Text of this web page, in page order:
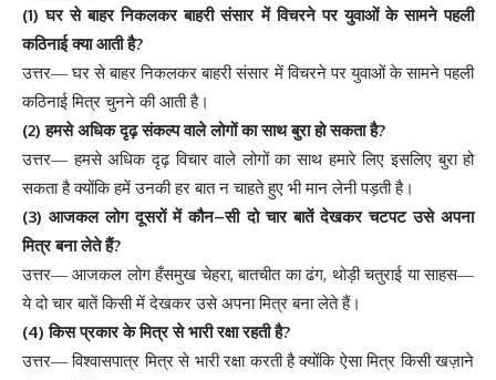
(1)घर से बाहर निकलकर बाहरी संसार में विचरने पर युवाओं के सामने पहली
कठिनाई क्या आती है?
उत्तर— घर से बाहर निकलकर बाहरी संसार में विचरने पर युवाओं के सामने पहली
कठिनाई मित्र चुनने की आती है।
(2)हमसे अधिक दृढ़ संकल्प वाले लोगों का साथ बुरा हो सकता है?
उत्तर— हमसे अधिक दृढ़ विचार वाले लोगों का साथ हमारे लिए इसलिए बुरा हो
सकता है क्योंकि हमें उनकी हर बात न चाहते हुए भी मान लेनी पड़ती है।
(3)आजकल लोग दूसरों में कौन–सी दो चार बातें देखकर चटपट उसे अपना
मित्र बना लेते हैं?
उत्तर— आजकल लोग हँसमुख चेहरा,बातचीत का ढंग, थोड़ी चतुराई या साहस—
ये दो चार बातें किसी में देखकर उसे अपना मित्र बना लेते हैं।
(4)किस प्रकार के मित्र से भारी रक्षा रहती है?
उत्तर— विश्वासपात्र मित्र से भारी रक्षा करती है क्योंकि ऐसा मित्र किसी खज़ाने